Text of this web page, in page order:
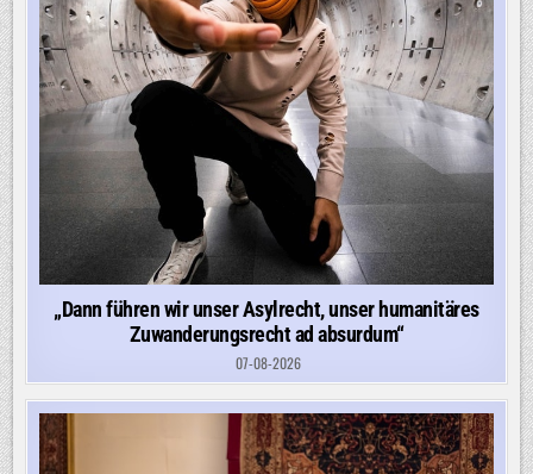
„Dann führen wir unser Asylrecht, unser humanitäres
Zuwanderungsrecht ad absurdum“
07-08-2026